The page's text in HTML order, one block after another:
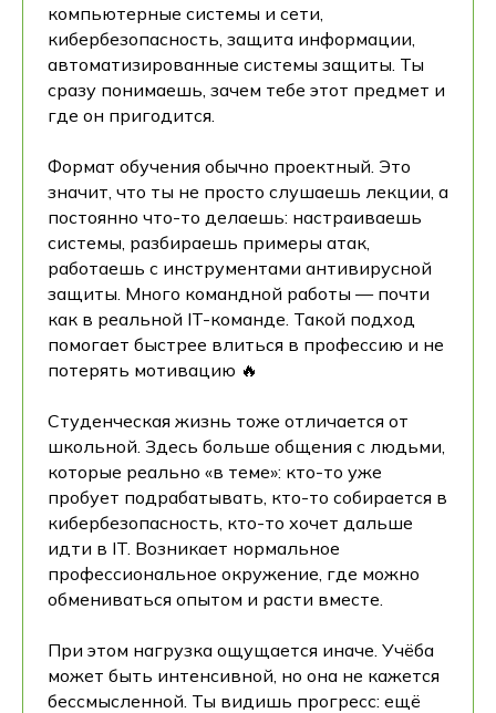
компьютерные системы и сети,
кибербезопасность, защита информации,
автоматизированные системы защиты. Ты
сразу понимаешь, зачем тебе этот предмет и
где он пригодится.
Формат обучения обычно проектный. Это
значит, что ты не просто слушаешь лекции, а
постоянно что-то делаешь: настраиваешь
системы, разбираешь примеры атак,
работаешь с инструментами антивирусной
защиты. Много командной работы — почти
как в реальной IT-команде. Такой подход
помогает быстрее влиться в профессию и не
потерять мотивацию 🔥
Студенческая жизнь тоже отличается от
школьной. Здесь больше общения с людьми,
которые реально «в теме»: кто-то уже
пробует подрабатывать, кто-то собирается в
кибербезопасность, кто-то хочет дальше
идти в IT. Возникает нормальное
профессиональное окружение, где можно
обмениваться опытом и расти вместе.
При этом нагрузка ощущается иначе. Учёба
может быть интенсивной, но она не кажется
бессмысленной. Ты видишь прогресс: ещё